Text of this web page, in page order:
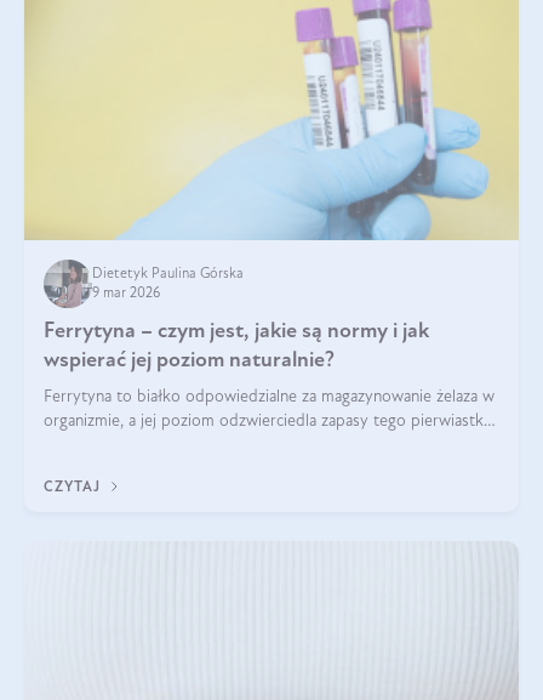
Dietetyk Paulina Górska
9 mar 2026
Ferrytyna – czym jest, jakie są normy i jak
wspierać jej poziom naturalnie?
Ferrytyna to białko odpowiedzialne za magazynowanie żelaza w
organizmie, a jej poziom odzwierciedla zapasy tego pierwiastka.
funkcjonowanie (
CZYTAJ